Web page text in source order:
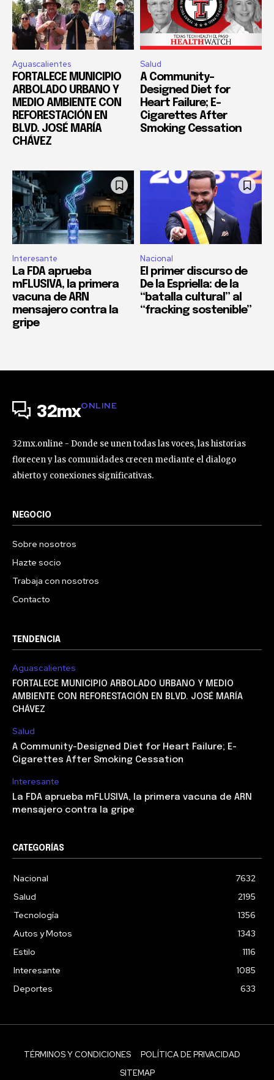
Aguascalientes
FORTALECE MUNICIPIO
ARBOLADO URBANO Y
MEDIO AMBIENTE CON
REFORESTACIÓN EN
BLVD. JOSÉ MARÍA
CHÁVEZ
Salud
A Community-
Designed Diet for
Heart Failure; E-
Cigarettes After
Smoking Cessation
Interesante
La FDA aprueba
mFLUSIVA, la primera
vacuna de ARN
mensajero contra la
gripe
Nacional
El primer discurso de
De la Espriella: de la
“batalla cultural” al
“fracking sostenible”
32mxONLINE
32mx.online - Donde se unen todas las voces, las historias
florecen y las comunidades crecen mediante el dialogo
abierto y conexiones significativas.
NEGOCIO
Sobre nosotros
Hazte socio
Trabaja con nosotros
Contacto
TENDENCIA
Aguascalientes
FORTALECE MUNICIPIO ARBOLADO URBANO Y MEDIO
AMBIENTE CON REFORESTACIÓN EN BLVD. JOSÉ MARÍA
CHÁVEZ
Salud
A Community-Designed Diet for Heart Failure; E-
Cigarettes After Smoking Cessation
Interesante
La FDA aprueba mFLUSIVA, la primera vacuna de ARN
mensajero contra la gripe
CATEGORÍAS
Nacional
7632
Salud
2195
Tecnología
1356
Autos y Motos
1343
Estilo
1116
Interesante
1085
Deportes
633
TÉRMINOS Y CONDICIONES
POLÍTICA DE PRIVACIDAD
SITEMAP